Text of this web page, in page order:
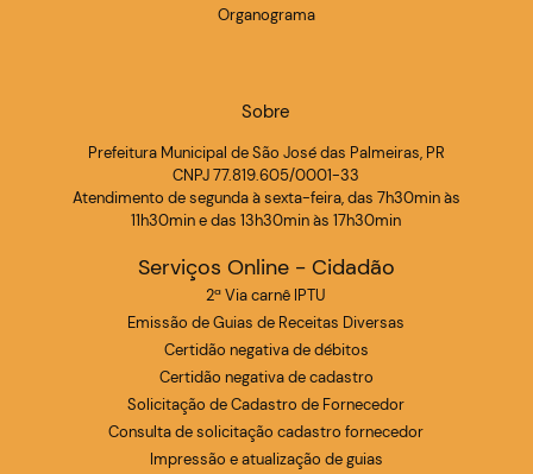
Organograma
Sobre
Prefeitura Municipal de São José das Palmeiras, PR
CNPJ 77.819.605/0001-33
Atendimento de segunda à sexta-feira, das 7h30min às
11h30min e das 13h30min às 17h30min
Serviços Online - Cidadão
2ª Via carnê IPTU
Emissão de Guias de Receitas Diversas
Certidão negativa de débitos
Certidão negativa de cadastro
Solicitação de Cadastro de Fornecedor
Consulta de solicitação cadastro fornecedor
Impressão e atualização de guias